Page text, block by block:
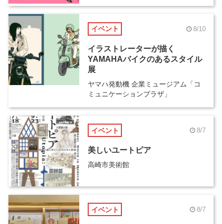
イベント 8/10
イラストレーターが描く
YAMAHAバイクのあるスタイル
展
ヤマハ発動機 企業ミュージアム「コ
ミュニケーションプラザ」
イベント 8/7
美しいユートピア
高崎市美術館
イベント 8/7